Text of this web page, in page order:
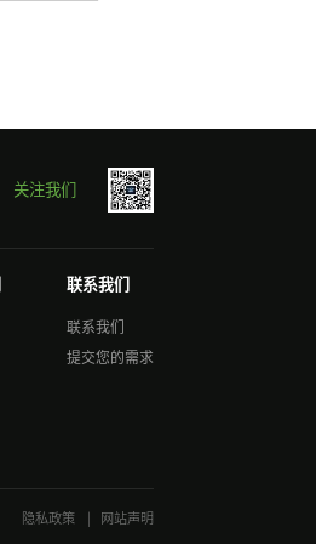
关注我们
联系我们
联系我们
提交您的需求
隐私政策 网站声明